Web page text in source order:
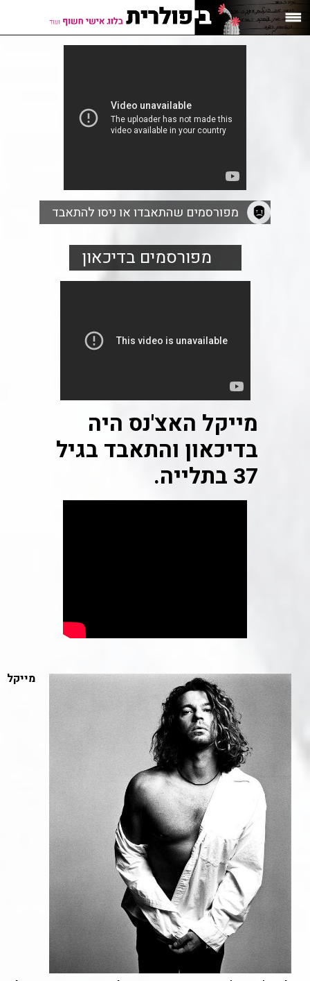
מפורסמים שהתאבדו או ניסו להתאבד
מייקל האצ'נס היה
בדיכאון והתאבד בגיל
37 בתלייה.
מפורסמים בדיכאון
מייקל